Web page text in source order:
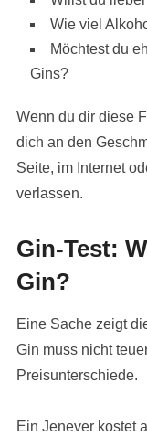
Wie viel
Möchtest du
Gins?
Wenn du dir diese
dich an den
Seite, im Internet
verlassen.
Gin-Test:
Gin?
Eine Sache zeigt
Gin muss nicht
Preisunterschiede.
Ein Jenever kostet